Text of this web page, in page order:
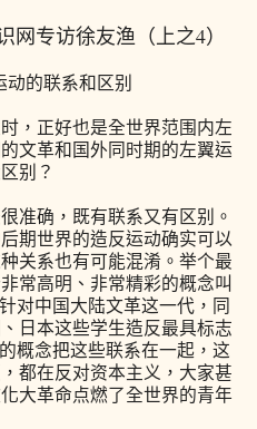
专访徐友渔（上之4）
的联系和区别
正好也是全世界范围内左
文革和国外同时期的左翼运
别？
确，既有联系又有区别。
期世界的造反运动确实可以
关系也有可能混淆。举个最
常高明、非常精彩的概念叫
对中国大陆文革这一代，同
日本这些学生造反最具标志
概念把这些联系在一起，这
都在反对资本主义，大家甚
大革命点燃了全世界的青年